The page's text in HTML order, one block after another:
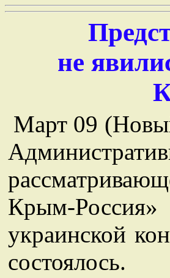
не
Март 09
Крым-
украинской
состоялось.